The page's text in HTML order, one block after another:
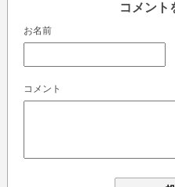
コメント
お名前
コメント